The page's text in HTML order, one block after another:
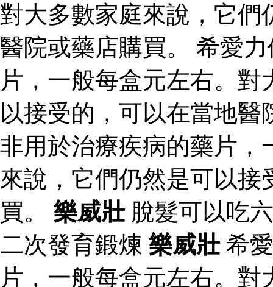
對大多數家庭來說，它們
醫院或藥店購買。 希愛
片，一般每盒元左右。
以接受的，可以在當地
非用於治療疾病的藥片，
來說，它們仍然是可以
買。 樂威壯脫髮可以吃
二次發育鍛煉 樂威壯希
片，一般每盒元左右。